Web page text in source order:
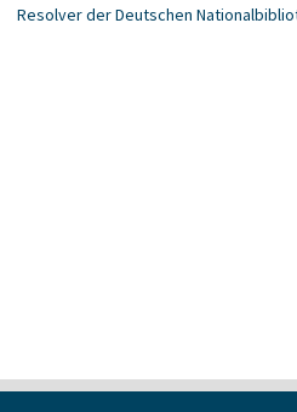
Resolver der Deutschen